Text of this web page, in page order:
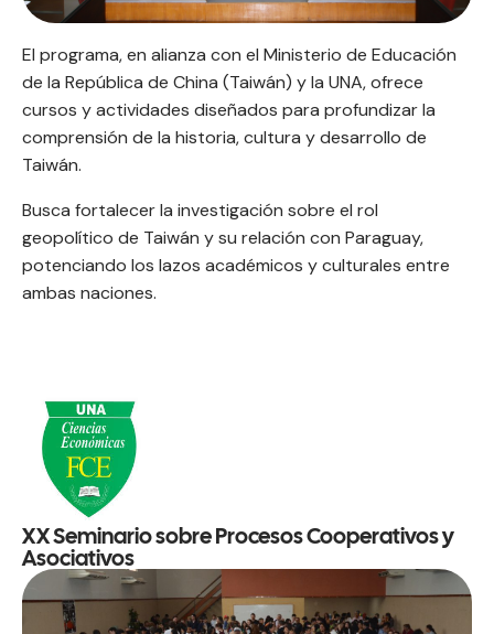
El programa, en alianza con el Ministerio de Educación
de la República de China (Taiwán) y la UNA, ofrece
cursos y actividades diseñados para profundizar la
comprensión de la historia, cultura y desarrollo de
Taiwán.
Busca fortalecer la investigación sobre el rol
geopolítico de Taiwán y su relación con Paraguay,
potenciando los lazos académicos y culturales entre
ambas naciones.
XX Seminario sobre Procesos Cooperativos y
Asociativos